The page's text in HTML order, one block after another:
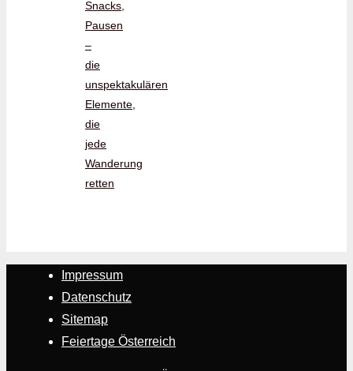
Snacks,
Pausen
–
die
unspektakulären
Elemente,
die
jede
Wanderung
retten
Impressum
Datenschutz
Sitemap
Feiertage Österreich